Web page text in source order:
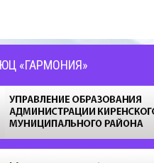
«ГАРМОНИЯ»